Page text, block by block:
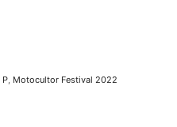
P, Motocultor Festival 2022